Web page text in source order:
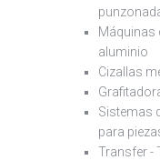
Máquinas
aluminio
Cizallas
Sistemas
para
Transfer -